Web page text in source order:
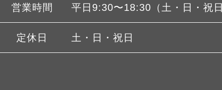
営業時間 平日9:30〜18:30（土・日・祝
定休日 土・日・祝日